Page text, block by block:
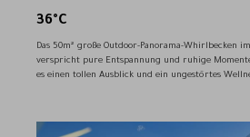
36°C
Das 50m² große Outdoor-Panorama-Whirlbecken
verspricht pure Entspannung und ruhige
es einen tollen Ausblick und ein ungestörtes